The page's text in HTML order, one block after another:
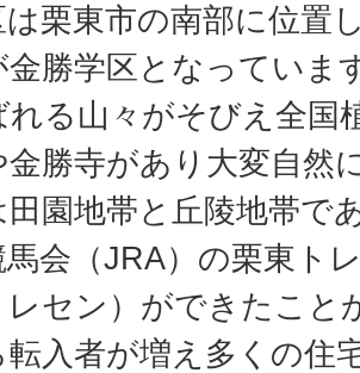
栗東市の南部に位置
金勝学区となっていま
れる山々がそびえ全国
金勝寺があり大変自然
田園地帯と丘陵地帯で
会（JRA）の栗東ト
レセン）ができたこ
転入者が増え多くの住